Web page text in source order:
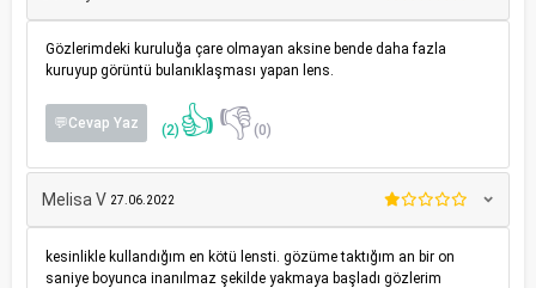
Gözlerimdeki kuruluğa çare olmayan aksine bende daha fazla
kuruyup görüntü bulanıklaşması yapan lens.
💬Cevap Yaz (2) 👍👎(0)
Melisa V 27.06.2022
kesinlikle kullandığım en kötü lensti. gözüme taktığım an bir on
saniye boyunca inanılmaz şekilde yakmaya başladı gözlerim